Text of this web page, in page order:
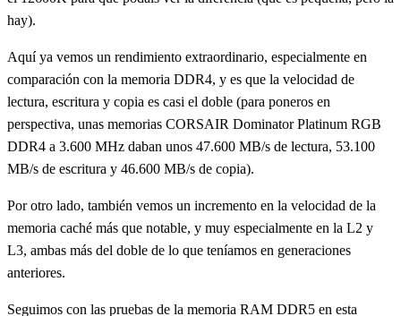
hay).
Aquí ya vemos un rendimiento extraordinario, especialmente en
comparación con la memoria DDR4, y es que la velocidad de
lectura, escritura y copia es casi el doble (para poneros en
perspectiva, unas memorias CORSAIR Dominator Platinum RGB
DDR4 a 3.600 MHz daban unos 47.600 MB/s de lectura, 53.100
MB/s de escritura y 46.600 MB/s de copia).
Por otro lado, también vemos un incremento en la velocidad de la
memoria caché más que notable, y muy especialmente en la L2 y
L3, ambas más del doble de lo que teníamos en generaciones
anteriores.
Seguimos con las pruebas de la memoria RAM DDR5 en esta